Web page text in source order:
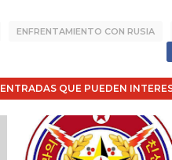
ENFRENTAMIENTO CON RUSIA
ENTRADAS QUE PUEDEN